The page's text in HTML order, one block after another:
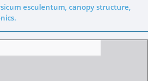
esculentum, canopy structure,